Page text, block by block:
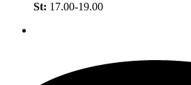
St: 17.00-19.00